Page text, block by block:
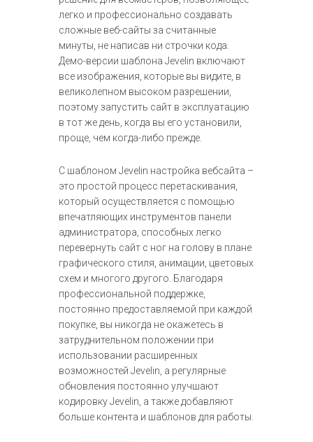
легко и профессионально создавать
сложные веб-сайты за считанные
минуты, не написав ни строчки кода.
Демо-версии шаблона Jevelin включают
все изображения, которые вы видите, в
великолепном высоком разрешении,
поэтому запустить сайт в эксплуатацию
в тот же день, когда вы его установили,
проще, чем когда-либо прежде.
С шаблоном Jevelin настройка вебсайта –
это простой процесс перетаскивания,
который осуществляется с помощью
впечатляющих инструментов панели
администратора, способных легко
перевернуть сайт с ног на голову в плане
графического стиля, анимации, цветовых
схем и многого другого. Благодаря
профессиональной поддержке,
постоянно предоставляемой при каждой
покупке, вы никогда не окажетесь в
затруднительном положении при
использовании расширенных
возможностей Jevelin, а регулярные
обновления постоянно улучшают
кодировку Jevelin, а также добавляют
больше контента и шаблонов для работы.